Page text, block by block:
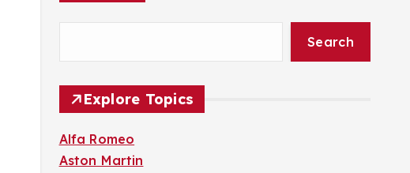
Search
Explore Topics
Alfa Romeo
Aston Martin